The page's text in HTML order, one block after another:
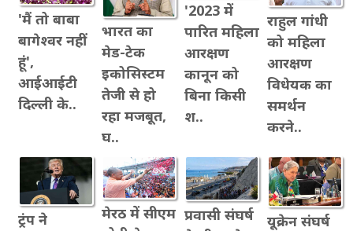
'मैं तो बाबा
बागेश्वर नहीं
हूं',
आईआईटी
दिल्ली के..
भारत का
मेड-टेक
इकोसिस्टम
तेजी से हो
रहा मजबूत,
घ..
'2023 में
पारित महिला
आरक्षण
कानून को
बिना किसी
श..
राहुल गांधी
को महिला
आरक्षण
विधेयक का
समर्थन
करने..
ट्रंप ने
मेरठ में सीएम प्रवासी संघर्ष
यूक्रेन संघर्ष